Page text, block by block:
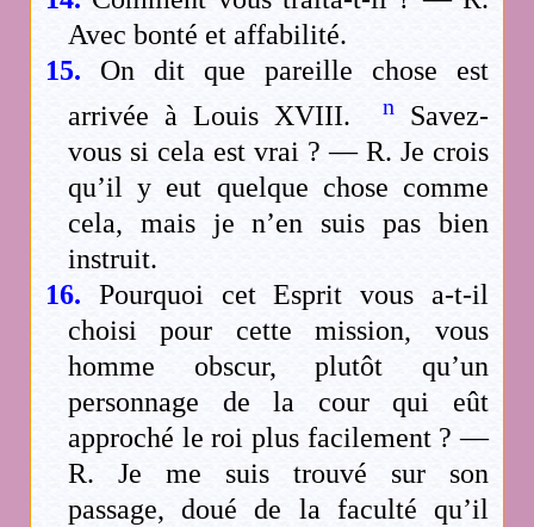
Avec bonté et affabilité.
15. On dit que pareille chose est
arrivée à Louis XVIII.
nSavez-
vous si cela est vrai ? — R. Je crois
qu’il y eut quelque chose comme
cela, mais je n’en suis pas bien
instruit.
16. Pourquoi cet Esprit vous a-t-il
choisi pour cette mission, vous
homme obscur, plutôt qu’un
personnage de la cour qui eût
approché le roi plus facilement ? —
R. Je me suis trouvé sur son
passage, doué de la faculté qu’il